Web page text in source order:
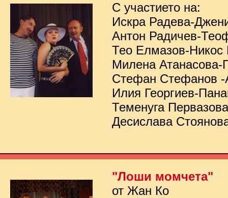
С участието на:
Искра Радева-
Антон Радичев-
Тео Елмазов-Никос
Милена Атанасова-
Стефан Стефанов -
Илия Георгиев-
Теменуга
Десислава
"Лоши момчета"
от Жан Ко